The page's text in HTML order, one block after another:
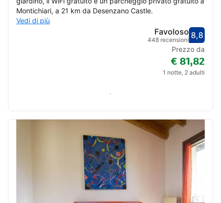
Montichiari, a 21 km da Desenzano Castle.
Vedi di più
8,8
Favoloso
448 recensioni
Prezzo da
€ 81,82
1 notte, 2 adulti
Verifica disponibilità